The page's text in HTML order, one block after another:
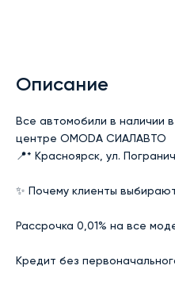
Описание
Все автомобили в наличии
центре OMODA СИАЛАВТО
📍* Красноярск, ул.
✨ Почему клиенты
Рассрочка 0,01% на все
Кредит без